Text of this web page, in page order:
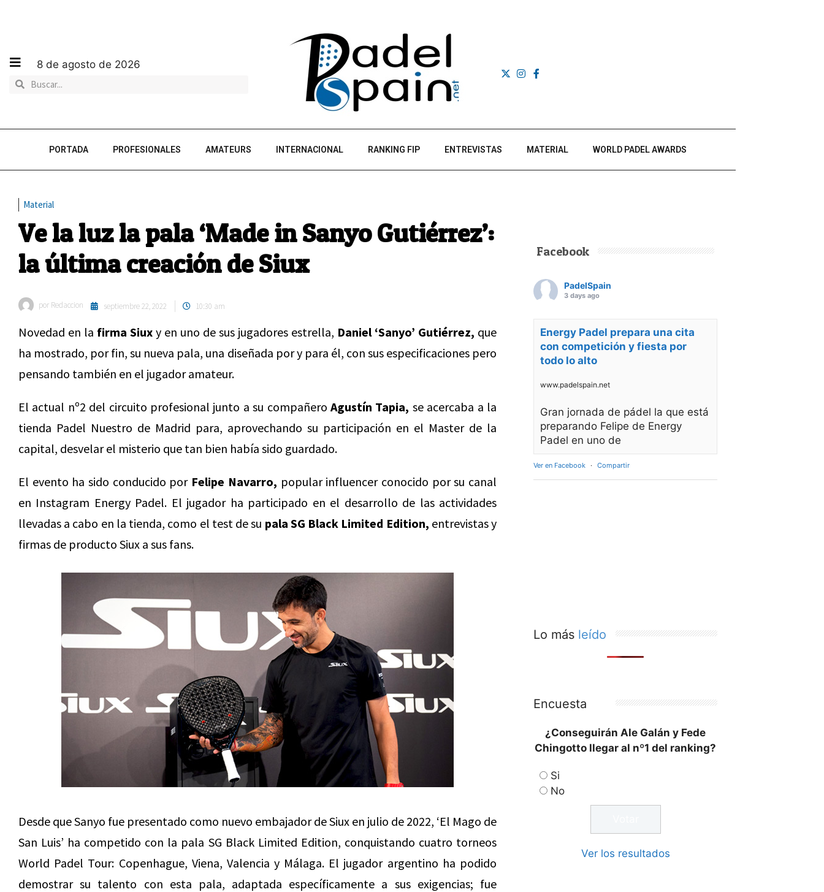
8 de agosto de 2026
PORTADA PROFESIONALES AMATEURS INTERNACIONAL RANKING FIP ENTREVISTAS MATERIAL WORLD PADEL AWARDS
Material
Ve la luz la pala ‘Made in Sanyo Gutiérrez’:
la última creación de Siux
por Redaccion septiembre 22, 2022 10:30 am
Novedad en la firma Siux y en uno de sus jugadores estrella, Daniel ‘Sanyo’ Gutiérrez, que
ha mostrado, por fin, su nueva pala, una diseñada por y para él, con sus especificaciones pero
pensando también en el jugador amateur.
El actual nº2 del circuito profesional junto a su compañero Agustín Tapia, se acercaba a la
tienda Padel Nuestro de Madrid para, aprovechando su participación en el Master de la
capital, desvelar el misterio que tan bien había sido guardado.
El evento ha sido conducido por Felipe Navarro, popular influencer conocido por su canal
en Instagram Energy Padel. El jugador ha participado en el desarrollo de las actividades
llevadas a cabo en la tienda, como el test de su pala SG Black Limited Edition, entrevistas y
firmas de producto Siux a sus fans.
Desde que Sanyo fue presentado como nuevo embajador de Siux en julio de 2022, ‘El Mago de
San Luis’ ha competido con la pala SG Black Limited Edition, conquistando cuatro torneos
World Padel Tour: Copenhague, Viena, Valencia y Málaga. El jugador argentino ha podido
demostrar su talento con esta pala, adaptada específicamente a sus exigencias; fue
Facebook
PadelSpain
3 days ago
Energy Padel prepara una cita
con competición y fiesta por
todo lo alto
www.padelspain.net
Gran jornada de pádel la que está
preparando Felipe de Energy
Padel en uno de
Ver en Facebook · Compartir
Lo más leído
Encuesta
¿Conseguirán Ale Galán y Fede
Chingotto llegar al nº1 del ranking?
Si
No
Ver los resultados